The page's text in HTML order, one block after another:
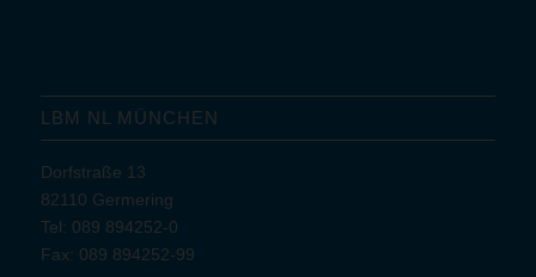
LBM NL MÜNCHEN
Dorfstraße 13
82110 Germering
Tel: 089 894252-0
Fax: 089 894252-99